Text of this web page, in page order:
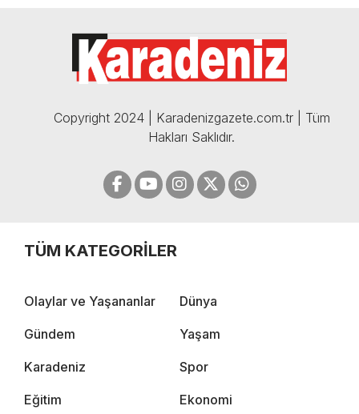
05.12.2024
Copyright 2024 | Karadenizgazete.com.tr | Tüm
Hakları Saklıdır.
TÜM KATEGORİLER
Olaylar ve Yaşananlar Dünya
Gündem Yaşam
Karadeniz Spor
Eğitim Ekonomi